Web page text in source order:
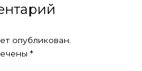
опубликован.
*